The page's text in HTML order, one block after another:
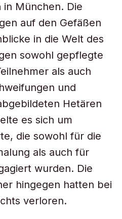
in München. Die
auf den Gefäßen
in die Welt des
sowohl gepflegte
als auch
und
Hetären
es sich um
die sowohl für die
als auch für
wurden. Die
hingegen hatten bei
verloren.